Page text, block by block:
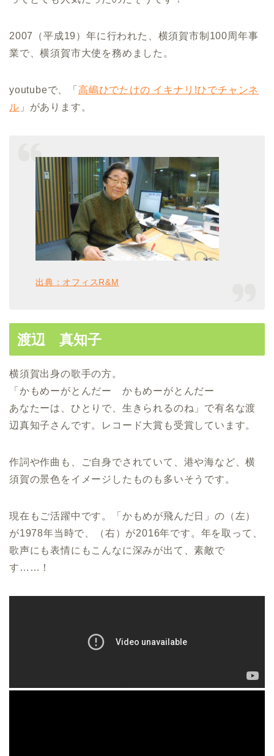
2007（平成19）年に行われた、横須賀市制100周年事
業で、横須賀市大使を務めました。
youtubeで、「 高嶋ひでたけの イキナリ!ひでチャンネ
ル 」があります。
出典：オフィスR&M
渡辺 真知子
横須賀出身の歌手の方。
「かもめーがとんだー かもめーがとんだー
あなたーは、ひとりで、生きられるのね」で有名な渡
辺真知子さんです。レコード大賞も受賞しています。
作詞や作曲も、ご自身でされていて、港や海など、横
須賀の景色をイメージしたものも多いそうです。
現在もご活躍中です。「かもめが飛んだ日」の（左）
が1978年当時で、（右）が2016年です。年を取って、
歌声にも表情にもこんなに深みが出て、素敵で
す……！